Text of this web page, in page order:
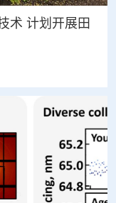
术 计划开展田